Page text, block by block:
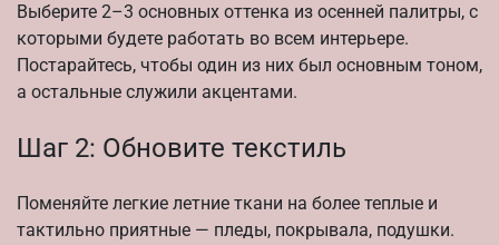
Выберите 2–3 основных оттенка из осенней палитры, с
которыми будете работать во всем интерьере.
Постарайтесь, чтобы один из них был основным тоном,
а остальные служили акцентами.
Шаг 2: Обновите текстиль
Поменяйте легкие летние ткани на более теплые и
тактильно приятные — пледы, покрывала, подушки.